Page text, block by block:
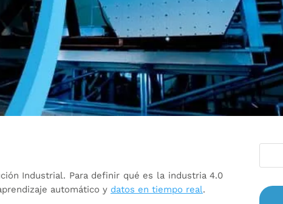
Industrial. Para definir qué es la industria 4.0
automático y datos en tiempo real.